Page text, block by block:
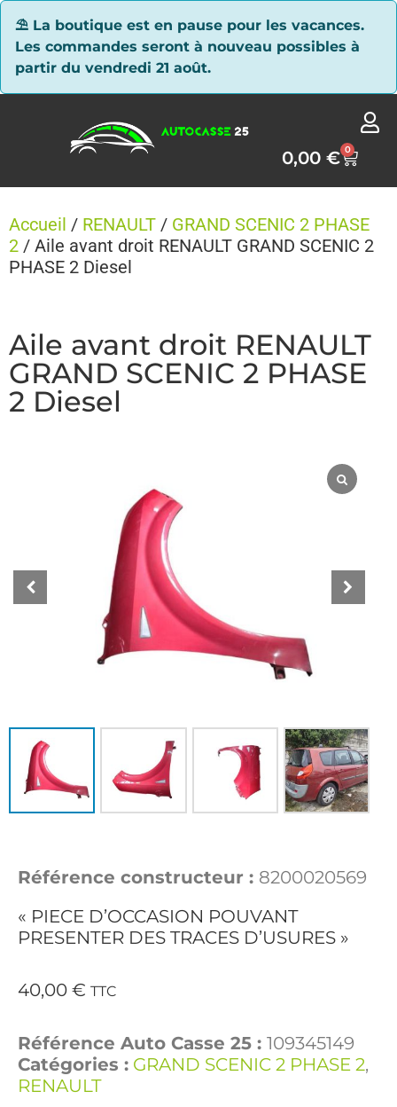
⛱ La boutique est en pause pour les vacances.
Les commandes seront à nouveau possibles à
partir du vendredi 21 août.
0,00€ 0
Accueil / RENAULT / GRAND SCENIC 2 PHASE
2 / Aile avant droit RENAULT GRAND SCENIC 2
PHASE 2 Diesel
Aile avant droit RENAULT
GRAND SCENIC 2 PHASE
2 Diesel
Référence constructeur : 8200020569
« PIECE D’OCCASION POUVANT
PRESENTER DES TRACES D’USURES »
40,00 € TTC
Référence Auto Casse 25 : 109345149
Catégories : GRAND SCENIC 2 PHASE 2,
RENAULT
Panneau de gestion des cookies